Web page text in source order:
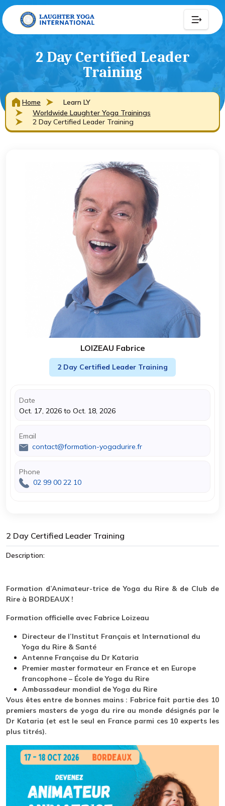
2 Day Certified Leader
Training
Home
Learn LY
Worldwide Laughter Yoga Trainings
2 Day Certified Leader Training
LOIZEAU Fabrice
2 Day Certified Leader Training
Date
Oct. 17, 2026 to Oct. 18, 2026
Email
contact@formation-yogadurire.fr
Phone
02 99 00 22 10
2 Day Certified Leader Training
Description:
Formation d’Animateur-trice de Yoga du Rire & de Club de
Rire à BORDEAUX !
Formation officielle avec Fabrice Loizeau
Directeur de l’Institut Français et International du
Yoga du Rire & Santé
Antenne Française du Dr Kataria
Premier master formateur en France et en Europe
francophone – École de Yoga du Rire
Ambassadeur mondial de Yoga du Rire
Vous êtes entre de bonnes mains : Fabrice fait partie des 10
premiers masters de yoga du rire au monde désignés par le
Dr Kataria (et est le seul en France parmi ces 10 experts les
plus titrés).